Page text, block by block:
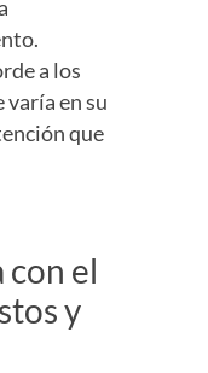
a los
en su
que
con el
y